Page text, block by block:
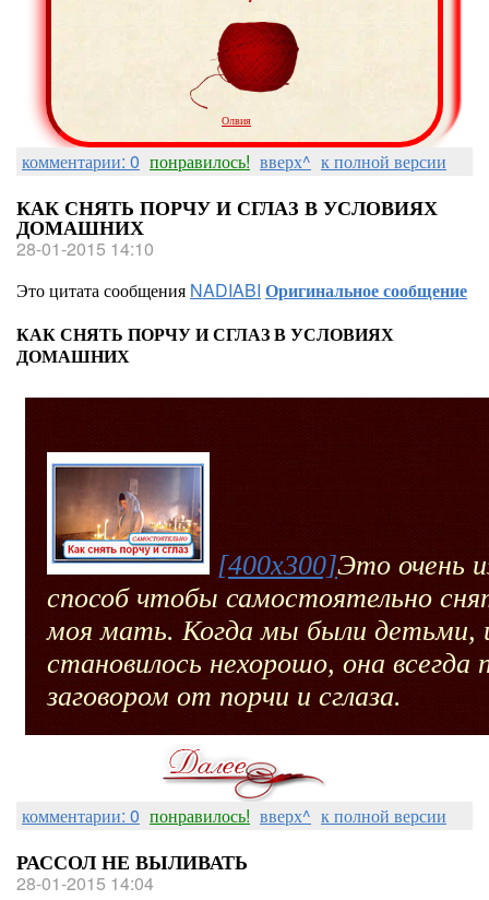
Олвия
комментарии: 0 понравилось! вверх^ к полной версии
КАК СНЯТЬ ПОРЧУ И СГЛАЗ В УСЛОВИЯХ
ДОМАШНИХ
28-01-2015 14:10
Это цитата сообщения NADIABI Оригинальное сообщение
КАК СНЯТЬ ПОРЧУ И СГЛАЗ В УСЛОВИЯХ
ДОМАШНИХ
[400x300]Это очень
способ чтобы самостоятельно
моя мать. Когда мы были детьми,
становилось нехорошо, она всегда
заговором от порчи и сглаза.
комментарии: 0 понравилось! вверх^ к полной версии
РАССОЛ НЕ ВЫЛИВАТЬ
28-01-2015 14:04